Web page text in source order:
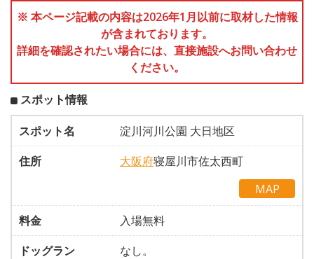
※ 本ページ記載の内容は2026年1月以前に取材した情報
が含まれております。
詳細を確認されたい場合には、直接施設へお問い合わせ
ください。
スポット情報
スポット名
淀川河川公園 大日地区
住所
大阪府寝屋川市佐太西町
MAP
料金
入場無料
ドッグラン
なし。